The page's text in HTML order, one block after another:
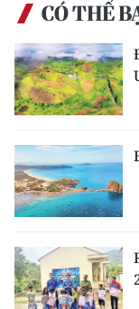
Infographic
TIN MỚI
TIN ĐỊA PHƯƠNG
Trung du và
Đồng bằng sông
Duyên hải Nam
Nguyên
CÓ THỂ